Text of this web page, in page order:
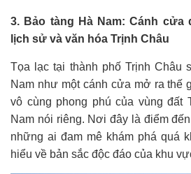
3. Bảo tàng Hà Nam: Cánh cửa
lịch sử và văn hóa Trịnh Châu
Tọa lạc tại thành phố Trịnh Châu
Nam như một cánh cửa mở ra thế
vô cùng phong phú của vùng đất
Nam nói riêng. Nơi đây là điểm
những ai đam mê khám phá quá
hiểu về bản sắc độc đáo của khu